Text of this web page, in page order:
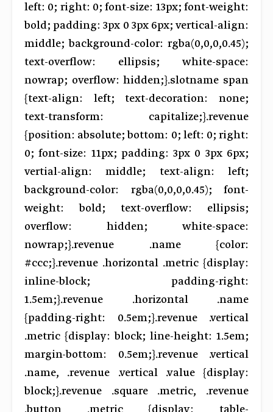
left: 0; right: 0; font-size: 13px; font-weight:
bold; padding: 3px 0 3px 6px; vertical-align:
middle; background-color: rgba(0,0,0,0.45);
text-overflow: ellipsis; white-space:
nowrap; overflow: hidden;}.slotname span
{text-align: left; text-decoration: none;
text-transform: capitalize;}.revenue
{position: absolute; bottom: 0; left: 0; right:
0; font-size: 11px; padding: 3px 0 3px 6px;
vertial-align: middle; text-align: left;
background-color: rgba(0,0,0,0.45); font-
weight: bold; text-overflow: ellipsis;
overflow: hidden; white-space:
nowrap;}.revenue .name {color:
#ccc;}.revenue .horizontal .metric {display:
inline-block; padding-right:
1.5em;}.revenue .horizontal .name
{padding-right: 0.5em;}.revenue .vertical
.metric {display: block; line-height: 1.5em;
margin-bottom: 0.5em;}.revenue .vertical
.name, .revenue .vertical .value {display:
block;}.revenue .square .metric, .revenue